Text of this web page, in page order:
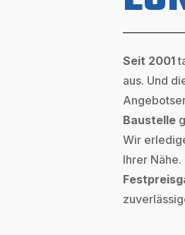
Seit 2001
aus. Und
Baustelle
Wir
Ihrer